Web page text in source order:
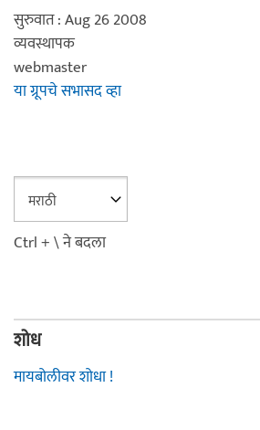
सुरुवात : Aug 26 2008
व्यवस्थापक
webmaster
या ग्रूपचे सभासद व्हा
Ctrl + \ ने बदला
शोध
मायबोलीवर शोधा !